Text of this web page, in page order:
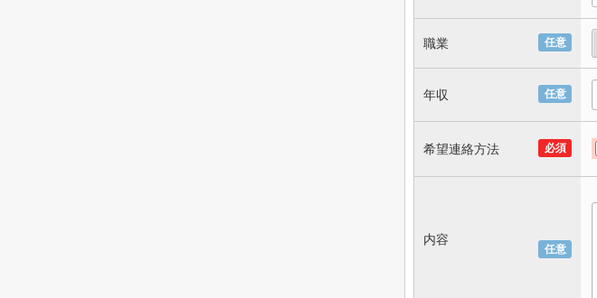
任意
職業
任意
年収
必須
希望連絡方法
任意
内容